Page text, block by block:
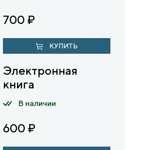
700 ₽
КУПИТЬ
Электронная
книга
В наличии
600 ₽